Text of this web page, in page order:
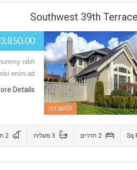
להשכרה
3,850.00ש"ח Per Month
nibh
enim ad…
Details